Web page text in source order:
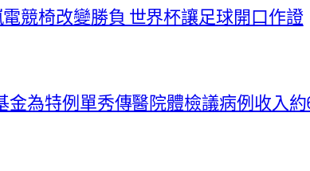
競椅改變勝負 世界杯讓足球開口作證
金為特例單秀傳醫院體檢議病例收入